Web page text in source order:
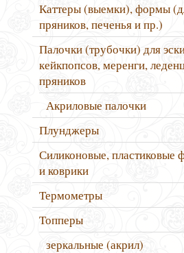
Каттеры (выемки), формы
пряников, печенья и пр.)
Палочки (трубочки) для
кейкпопсов, меренги,
пряников
Акриловые палочки
Плунджеры
Силиконовые, пластиковые
и коврики
Термометры
Топперы
зеркальные (акрил)